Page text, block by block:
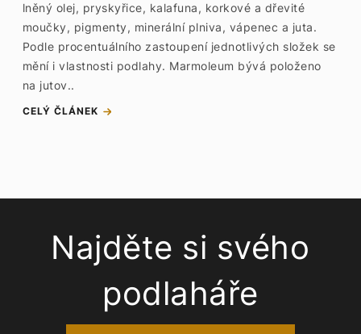
lněný olej, pryskyřice, kalafuna, korkové a dřevité
moučky, pigmenty, minerální plniva, vápenec a juta.
Podle procentuálního zastoupení jednotlivých složek se
mění i vlastnosti podlahy. Marmoleum bývá položeno
na jutov..
CELÝ ČLÁNEK
Najděte si svého
podlaháře